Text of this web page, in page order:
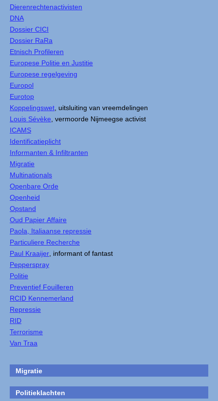
Dierenrechtenactivisten
DNA
Dossier CICI
Dossier RaRa
Etnisch Profileren
Europese Politie en Justitie
Europese regelgeving
Europol
Eurotop
Koppelingswet , uitsluiting van vreemdelingen
Louis Sévèke , vermoorde Nijmeegse activist
ICAMS
Identificatieplicht
Informanten & Infiltranten
Migratie
Multinationals
Openbare Orde
Openheid
Opstand
Oud Papier Affaire
Paola, Italiaanse repressie
Particuliere Recherche
Paul Kraaijer , informant of fantast
Pepperspray
Politie
Preventief Fouilleren
RCID Kennemerland
Repressie
RID
Terrorisme
Van Traa
Migratie
Politieklachten